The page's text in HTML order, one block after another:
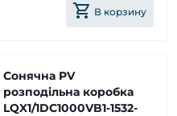
В корзину
Сонячна PV
розподільна коробка
LQX1/1DC1000VB1-1532-